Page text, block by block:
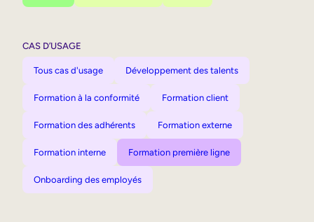
CAS D’USAGE
Tous cas d'usage Développement des talents
Formation à la conformité Formation client
Formation des adhérents Formation externe
Formation interne Formation première ligne
Onboarding des employés